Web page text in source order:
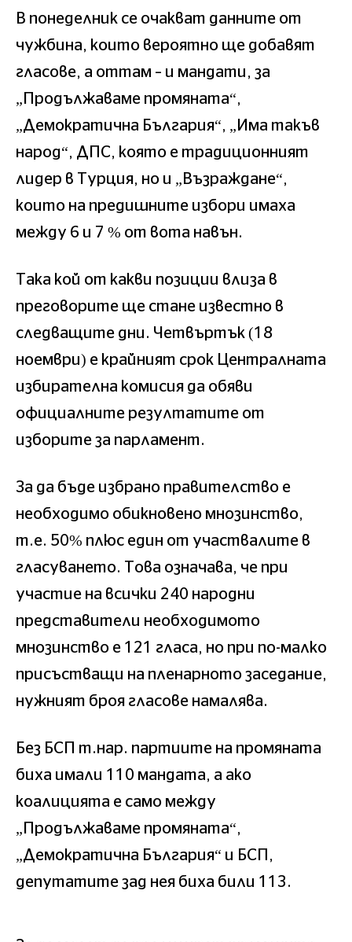
В понеделник се очакват данните от
чужбина, които вероятно ще добавят
гласове, а оттам – и мандати, за
„Продължаваме промяната“,
„Демократична България“, „Има такъв
народ“, ДПС, която е традиционният
лидер в Турция, но и „Възраждане“,
които на предишните избори имаха
между 6 и 7 % от вота навън.
Така кой от какви позиции влиза в
преговорите ще стане известно в
следващите дни. Четвъртък (18
ноември) е крайният срок Централната
избирателна комисия да обяви
официалните резултатите от
изборите за парламент.
За да бъде избрано правителство е
необходимо обикновено мнозинство,
т.е. 50% плюс един от участвалите в
гласуването. Това означава, че при
участие на всички 240 народни
представители необходимото
мнозинство е 121 гласа, но при по-малко
присъстващи на пленарното заседание,
нужният броя гласове намалява.
Без БСП т.нар. партиите на промяната
биха имали 110 мандата, а ако
коалицията е само между
„Продължаваме промяната“,
„Демократична България“ и БСП,
депутатите зад нея биха били 113.